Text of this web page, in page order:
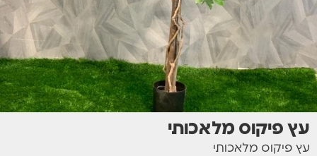
עץ פיקוס מלאכותי
עץ פיקוס מלאכותי